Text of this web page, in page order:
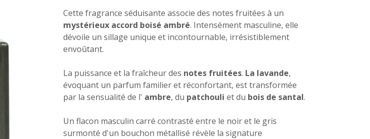
Cette fragrance séduisante associe des notes fruitées à un
mystérieux accord boisé ambré. Intensément masculine, elle
dévoile un sillage unique et incontournable, irrésistiblement
envoûtant.
La puissance et la fraîcheur des notes fruitées. La lavande,
évoquant un parfum familier et réconfortant, est transformée
par la sensualité de l' ambre, du patchouli et du bois de santal.
Un flacon masculin carré contrasté entre le noir et le gris
surmonté d'un bouchon métallisé révèle la signature